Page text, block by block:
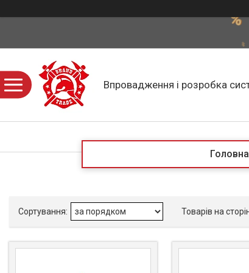
Впровадження і розробка
Головна